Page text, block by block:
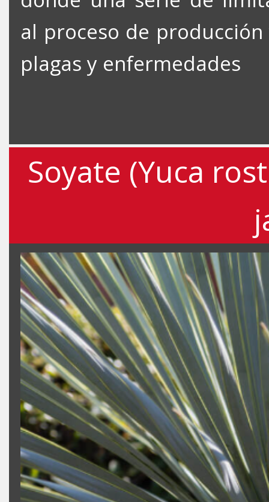
al proceso de
plagas y enfermedades
Soyate (Yuca